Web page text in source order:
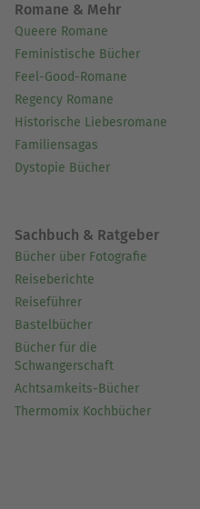
Romane & Mehr
Queere Romane
Feministische Bücher
Feel-Good-Romane
Regency Romane
Historische Liebesromane
Familiensagas
Dystopie Bücher
Sachbuch & Ratgeber
Bücher über Fotografie
Reiseberichte
Reiseführer
Bastelbücher
Bücher für die
Schwangerschaft
Achtsamkeits-Bücher
Thermomix Kochbücher